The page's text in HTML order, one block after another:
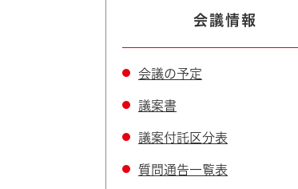
会議情報
会議の予定
議案書
議案付託区分表
質問通告一覧表